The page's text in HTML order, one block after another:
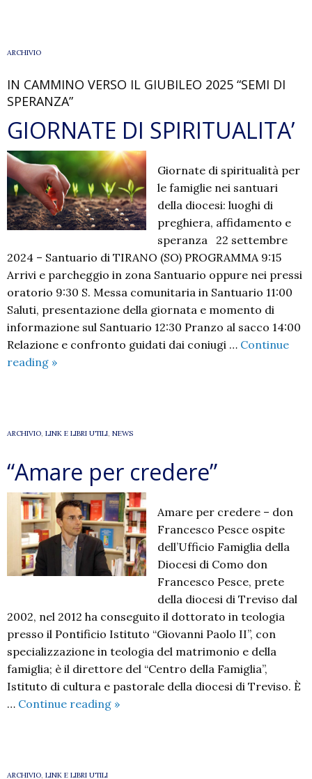
Spirituale
–
2025
ARCHIVIO
IN CAMMINO VERSO IL GIUBILEO 2025 “SEMI DI
SPERANZA”
GIORNATE DI SPIRITUALITA’
Giornate di spiritualità per
le famiglie nei santuari
della diocesi: luoghi di
preghiera, affidamento e
speranza 22 settembre
2024 – Santuario di TIRANO (SO) PROGRAMMA 9:15
Arrivi e parcheggio in zona Santuario oppure nei pressi
oratorio 9:30 S. Messa comunitaria in Santuario 11:00
Saluti, presentazione della giornata e momento di
informazione sul Santuario 12:30 Pranzo al sacco 14:00
Relazione e confronto guidati dai coniugi … Continue
reading GIORNATE
»
ARCHIVIO, LINK E LIBRI UTILI, NEWS
“Amare per credere”
Amare per credere – don
Francesco Pesce ospite
dell’Ufficio Famiglia della
Diocesi di Como don
Francesco Pesce, prete
della diocesi di Treviso dal
2002, nel 2012 ha conseguito il dottorato in teologia
presso il Pontificio Istituto “Giovanni Paolo II”, con
specializzazione in teologia del matrimonio e della
famiglia; è il direttore del “Centro della Famiglia”,
Istituto di cultura e pastorale della diocesi di Treviso. È
… Continue reading “Amare
»
ARCHIVIO, LINK E LIBRI UTILI